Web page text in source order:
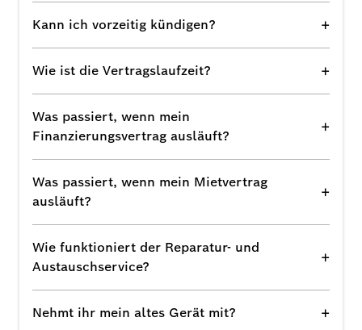
Kann ich vorzeitig kündigen? +
Wie ist die Vertragslaufzeit? +
Was passiert, wenn mein
Finanzierungsvertrag ausläuft?
+
Was passiert, wenn mein Mietvertrag
ausläuft?
+
Wie funktioniert der Reparatur- und
Austauschservice?
+
Nehmt ihr mein altes Gerät mit? +